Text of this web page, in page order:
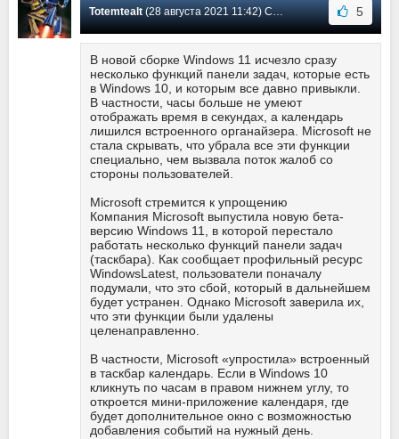
Totemtealt(28 августа 2021 11:42) Сообщение #472 5
В новой сборке Windows 11 исчезло сразу
несколько функций панели задач, которые есть
в Windows 10, и которым все давно привыкли.
В частности, часы больше не умеют
отображать время в секундах, а календарь
лишился встроенного органайзера. Microsoft не
стала скрывать, что убрала все эти функции
специально, чем вызвала поток жалоб со
стороны пользователей.
Microsoft стремится к упрощению
Компания Microsoft выпустила новую бета-
версию Windows 11, в которой перестало
работать несколько функций панели задач
(таскбара). Как сообщает профильный ресурс
WindowsLatest, пользователи поначалу
подумали, что это сбой, который в дальнейшем
будет устранен. Однако Microsoft заверила их,
что эти функции были удалены
целенаправленно.
В частности, Microsoft «упростила» встроенный
в таскбар календарь. Если в Windows 10
кликнуть по часам в правом нижнем углу, то
откроется мини-приложение календаря, где
будет дополнительное окно с возможностью
добавления событий на нужный день.